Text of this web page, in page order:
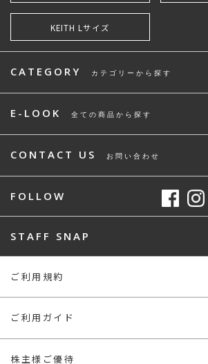
KEITH Lサイズ
CATEGORY カテゴリーから探す
E-LOOK 全ての商品から探す
CONTACT US お問い合わせ
FOLLOW
STAFF SNAP
ご利用規約
ご利用ガイド
株主様ご優待